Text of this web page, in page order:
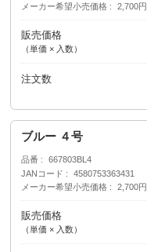
メーカー希望小売価格
2,700円
販売価格
（単価 × 入数）
注文数
ブルー ４号
品番
667803BL4
JANコード
4580753363431
メーカー希望小売価格
2,700円
販売価格
（単価 × 入数）